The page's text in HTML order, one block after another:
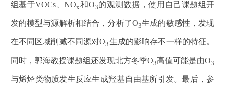
组基于VOCs 、NOx和O3的观测数据，使用自己课题组开
发的模型与源解析相结合，分析了O3生成的敏感性，发现
在不同区域削减不同源对O3生成的影响存不一样的特征。
同时，郭海教授课题组还发现北方冬季O3高值可能是由O3
与烯烃类物质发生反应生成羟基自由基所引发。最后，参